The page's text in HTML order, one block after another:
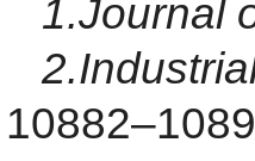
1.Journal